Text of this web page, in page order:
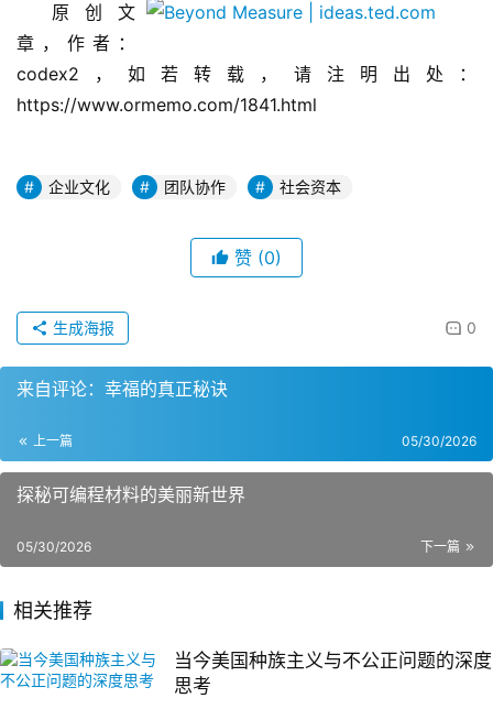
原创文
章，作者：
codex2，如若转载，请注明出处：
https://www.ormemo.com/1841.html
企业文化 团队协作 社会资本
赞 (0)
0
生成海报
来自评论：幸福的真正秘诀
上一篇 05/30/2026
探秘可编程材料的美丽新世界
下一篇
05/30/2026
相关推荐
当今美国种族主义与不公正问题的深度
思考